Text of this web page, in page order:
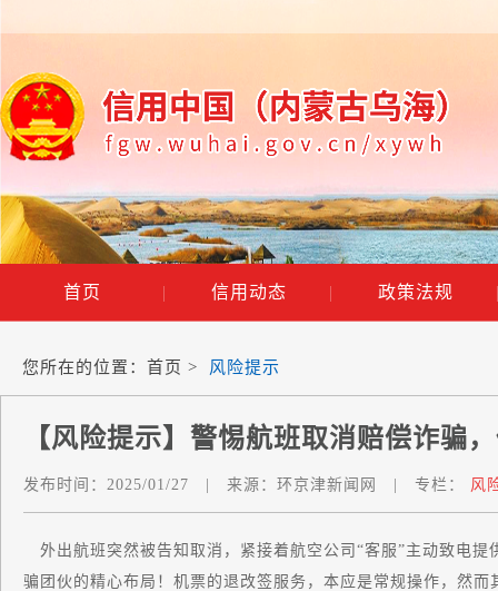
首页 | 信用动态 | 政策法规
您所在的位置： 首页 > 风险提示
【风险提示】警惕航班取消赔偿诈骗
发布时间： 2025/01/27 来源： 环京津新闻网 专栏： 风
外出航班突然被告知取消，紧接着航空公司“客服”主动致电提
骗团伙的精心布局！机票的退改签服务，本应是常规操作，然而